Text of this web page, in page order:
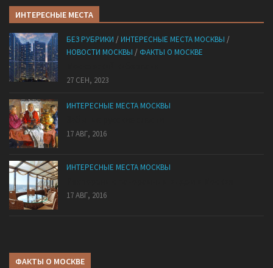
ИНТЕРЕСНЫЕ МЕСТА
БЕЗ РУБРИКИ /ИНТЕРЕСНЫЕ МЕСТА МОСКВЫ /
НОВОСТИ МОСКВЫ / ФАКТЫ О МОСКВЕ
27 СЕН, 2023
ИНТЕРЕСНЫЕ МЕСТА МОСКВЫ
17 АВГ, 2016
ИНТЕРЕСНЫЕ МЕСТА МОСКВЫ
17 АВГ, 2016
ФАКТЫ О МОСКВЕ